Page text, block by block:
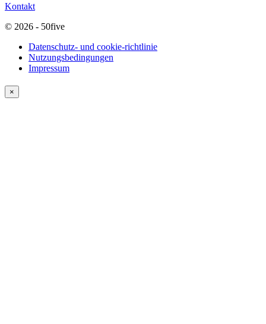
Kontakt
© 2026 - 50five
Datenschutz- und cookie-richtlinie
Nutzungsbedingungen
Impressum
×